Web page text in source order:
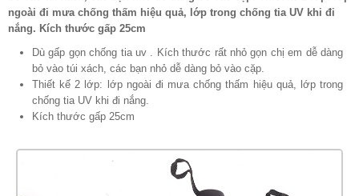
ngoài đi mưa chống thấm hiệu quả, lớp trong chống tia UV khi đi
nắng. Kích thước gấp 25cm
Dù gấp gọn chống tia uv . Kích thước rất nhỏ gọn chị em dễ dàng
bỏ vào túi xách, các bạn nhỏ dễ dàng bỏ vào cặp.
Thiết kế 2 lớp: lớp ngoài đi mưa chống thấm hiệu quả, lớp trong
chống tia UV khi đi nắng.
Kích thước gấp 25cm